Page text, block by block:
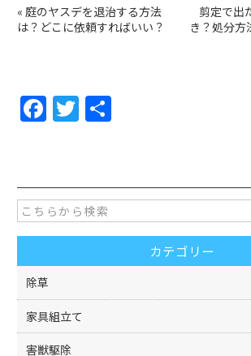
« 庭のヤスデを退治する方法
は？どこに依頼すればいい？
剪定で出
き？処分方
F
e
b
o
o
k
T
er
カテゴリー
除草
家具組立て
害獣駆除